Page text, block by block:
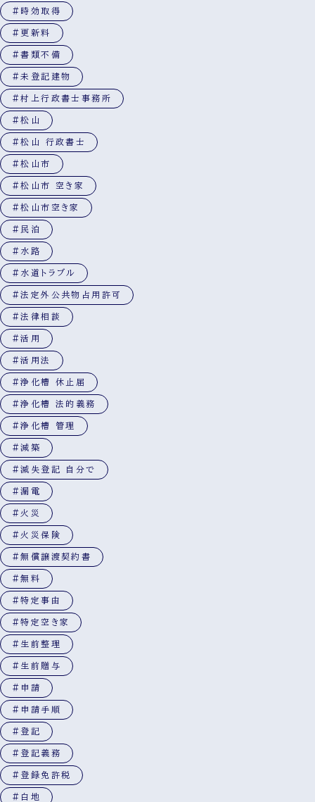
#時効取得
#更新料
#書類不備
#未登記建物
#村上行政書士事務所
#松山
#松山 行政書士
#松山市
#松山市 空き家
#松山市空き家
#民泊
#水路
#水道トラブル
#法定外公共物占用許可
#法律相談
#活用
#活用法
#浄化槽 休止届
#浄化槽 法的義務
#浄化槽 管理
#減築
#滅失登記 自分で
#漏電
#火災
#火災保険
#無償譲渡契約書
#無料
#特定事由
#特定空き家
#生前整理
#生前贈与
#申請
#申請手順
#登記
#登記義務
#登録免許税
#白地